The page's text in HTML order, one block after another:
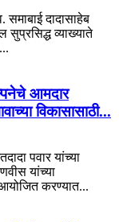
दादासाहेब
सुप्रसिद्ध व्याख्याते
आमदार
विकासासाठी...
पवार यांच्या
यांच्या
आयोजित करण्यात...